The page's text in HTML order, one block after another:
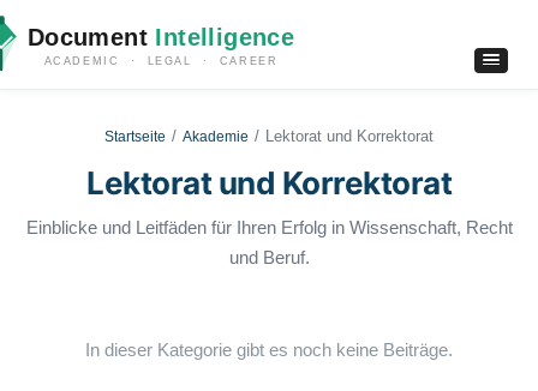
Document Intelligence
ACADEMIC · LEGAL · CAREER
Startseite Akademie Lektorat und Korrektorat
Lektorat und Korrektorat
Einblicke und Leitfäden für Ihren Erfolg in Wissenschaft, Recht
und Beruf.
In dieser Kategorie gibt es noch keine Beiträge.